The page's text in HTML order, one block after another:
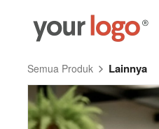
Semua Produk Lainnya